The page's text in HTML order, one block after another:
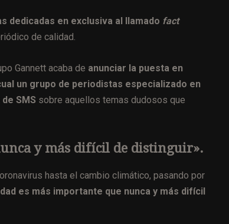
dedicadas en exclusiva al llamado fact
de calidad.
Gannett acaba de anunciar la puesta en
un grupo de periodistas especializado en
SMS sobre aquellos temas dudosos que
y más difícil de distinguir».
hasta el cambio climático, pasando por
es más importante que nunca y más difícil